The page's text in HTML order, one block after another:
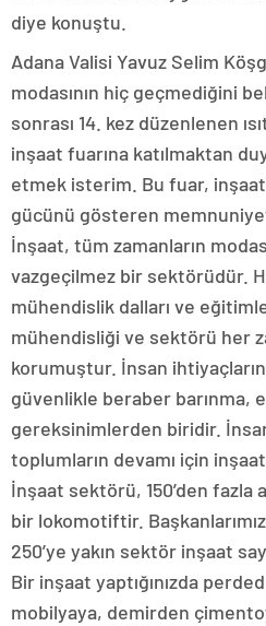
diye konuştu.
Adana Valisi Yavuz Selim
modasının hiç geçmediğini
sonrası 14. kez düzenlenen
inşaat fuarına katılmaktan
etmek isterim. Bu fuar,
gücünü gösteren
İnşaat, tüm zamanların
vazgeçilmez bir sektörüdür.
mühendislik dalları ve
mühendisliği ve sektörü her
korumuştur. İnsan
güvenlikle beraber barınma,
gereksinimlerden biridir.
toplumların devamı için inşaat
İnşaat sektörü, 150’den
bir lokomotiftir.
250’ye yakın sektör inşaat
Bir inşaat yaptığınızda
mobilyaya, demirden